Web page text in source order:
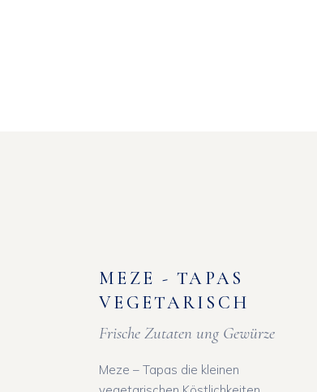
MEZE - TAPAS
VEGETARISCH
Frische Zutaten ung Gewürze
Meze – Tapas die kleinen